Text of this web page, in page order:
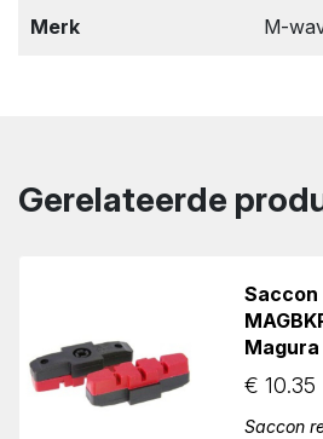
Merk M-
Gerelateerde
Saccon
€ 10.35
Saccon